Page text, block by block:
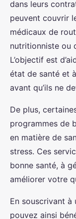
dans leurs
peuvent couvrir
médicaux de
nutritionniste ou
L’objectif est
état de santé et
avant qu’ils ne
De plus,
programmes de
en matière de
stress. Ces
bonne santé, à
améliorer votre
En souscrivant à
pouvez ainsi